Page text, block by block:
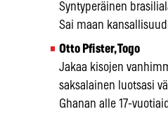
Syntyperäinen
Sai maan
Otto Pfister, Togo
Jakaa kisojen
saksalainen luotsasi
Ghanan alle 17-